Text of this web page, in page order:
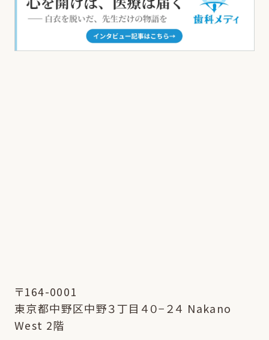
〒164-0001
東京都中野区中野３丁目４０−２４ Nakano
West 2階